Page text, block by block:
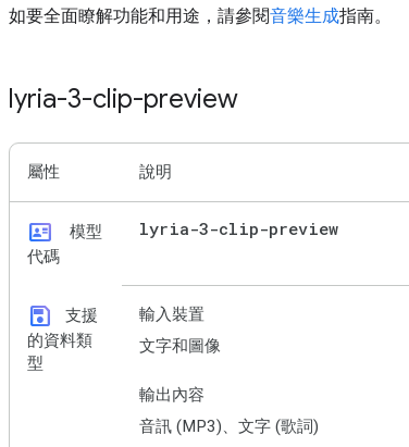
如要全面瞭解功能和用途，請參閱音樂生成指南。
lyria-3-clip-preview
屬性 說明
id_card
模型
代碼
lyria-3-clip-preview
save
支援
的資料類
型
輸入裝置
文字和圖像
輸出內容
音訊 (MP3)、文字 (歌詞)